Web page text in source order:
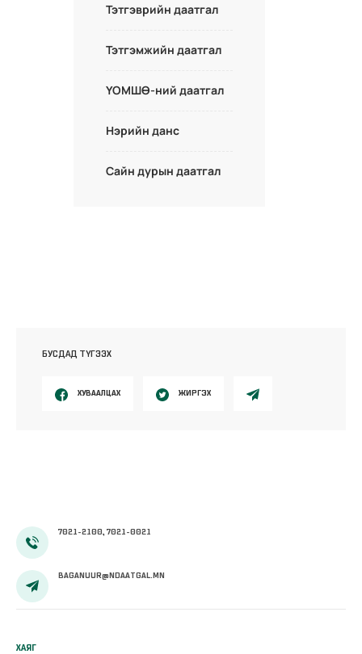
Тэтгэврийн даатгал
Тэтгэмжийн даатгал
ҮОМШӨ-ний даатгал
Нэрийн данс
Сайн дурын даатгал
БУСДАД ТҮГЭЭХ
ХУВААЛЦАХ ЖИРГЭХ
7021-2100, 7021-0021
BAGANUUR@NDAATGAL.MN
ХАЯГ